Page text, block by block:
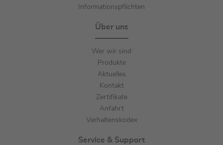
Informationspflichten
Über uns
Wer wir sind
Produkte
Aktuelles
Kontakt
Zertifikate
Anfahrt
Verhaltenskodex
Service & Support